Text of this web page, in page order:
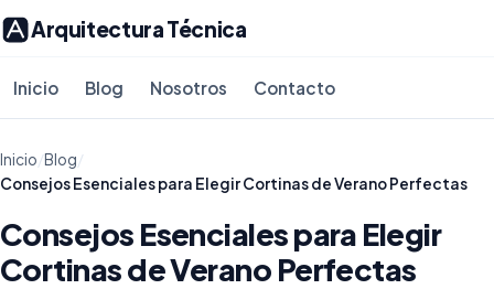
Arquitectura Técnica
Inicio Blog Nosotros Contacto
Inicio/Blog/
Consejos Esenciales para Elegir Cortinas de Verano Perfectas
Consejos Esenciales para Elegir
Cortinas de Verano Perfectas